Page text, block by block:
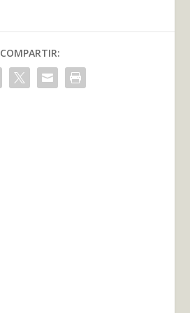
COMPARTIR: